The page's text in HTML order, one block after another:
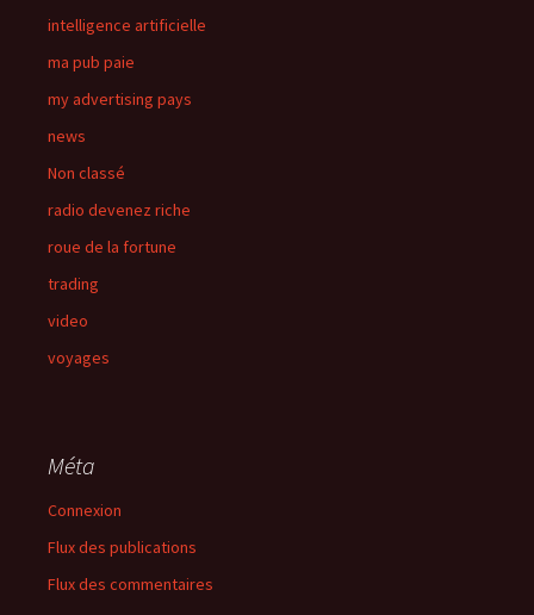
intelligence artificielle
ma pub paie
my advertising pays
news
Non classé
radio devenez riche
roue de la fortune
trading
video
voyages
Méta
Connexion
Flux des publications
Flux des commentaires